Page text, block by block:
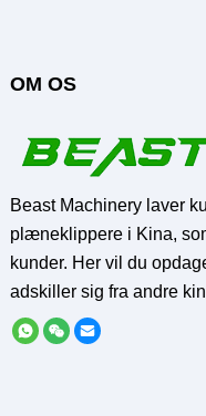
OM OS
Beast Machinery laver
plæneklippere i Kina,
kunder. Her vil du
adskiller sig fra andre